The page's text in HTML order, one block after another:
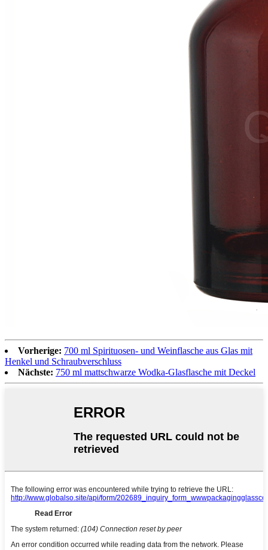
Vorherige: 700 ml Spirituosen- und Weinflasche aus Glas mit
Henkel und Schraubverschluss
Nächste: 750 ml mattschwarze Wodka-Glasflasche mit Deckel